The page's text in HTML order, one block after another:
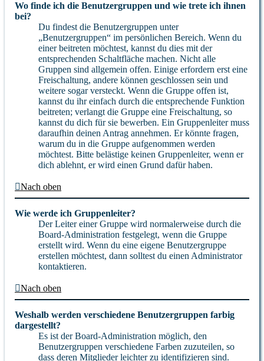
Wo finde ich die Benutzergruppen und wie trete ich ihnen
bei?
Du findest die Benutzergruppen unter
„Benutzergruppen“ im persönlichen Bereich. Wenn du
einer beitreten möchtest, kannst du dies mit der
entsprechenden Schaltfläche machen. Nicht alle
Gruppen sind allgemein offen. Einige erfordern erst eine
Freischaltung, andere können geschlossen sein und
weitere sogar versteckt. Wenn die Gruppe offen ist,
kannst du ihr einfach durch die entsprechende Funktion
beitreten; verlangt die Gruppe eine Freischaltung, so
kannst du dich für sie bewerben. Ein Gruppenleiter muss
daraufhin deinen Antrag annehmen. Er könnte fragen,
warum du in die Gruppe aufgenommen werden
möchtest. Bitte belästige keinen Gruppenleiter, wenn er
dich ablehnt, er wird einen Grund dafür haben.
Nach oben
Wie werde ich Gruppenleiter?
Der Leiter einer Gruppe wird normalerweise durch die
Board-Administration festgelegt, wenn die Gruppe
erstellt wird. Wenn du eine eigene Benutzergruppe
erstellen möchtest, dann solltest du einen Administrator
kontaktieren.
Nach oben
Weshalb werden verschiedene Benutzergruppen farbig
dargestellt?
Es ist der Board-Administration möglich, den
Benutzergruppen verschiedene Farben zuzuteilen, so
dass deren Mitglieder leichter zu identifizieren sind.